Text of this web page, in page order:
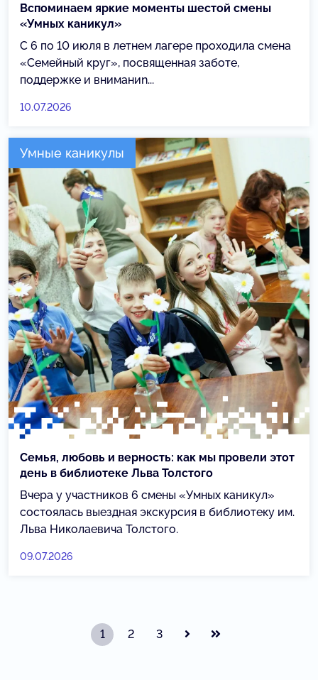
Вспоминаем яркие моменты шестой смены
«Умных каникул»
С 6 по 10 июля в летнем лагере проходила смена
«Семейный круг», посвященная заботе,
поддержке и вниманиn...
10.07.2026
Умные каникулы
Семья, любовь и верность: как мы провели этот
день в библиотеке Льва Толстого
Вчера у участников 6 смены «Умных каникул»
состоялась выездная экскурсия в библиотеку им.
Льва Николаевича Толстого.
09.07.2026
1 2 3